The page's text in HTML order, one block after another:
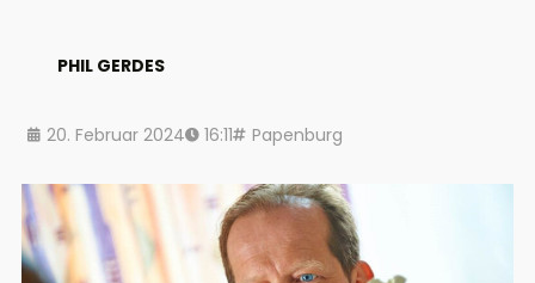
PHIL GERDES
20. Februar 2024 16:11 Papenburg